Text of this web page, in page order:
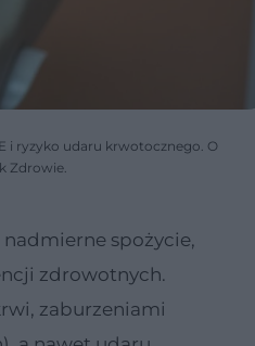
i ryzyko udaru krwotocznego. O
Zdrowie.
spożycie,
zdrowotnych.
zaburzeniami